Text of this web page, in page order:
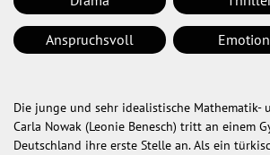
Anspruchsvoll
Die junge und sehr idealistische Mathematik-
Carla Nowak (Leonie Benesch) tritt an einem
Deutschland ihre erste Stelle an. Als ein